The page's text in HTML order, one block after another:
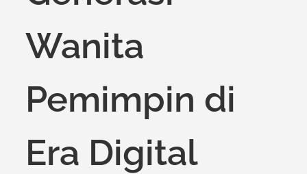
Wanita
Pemimpin di
Era Digital